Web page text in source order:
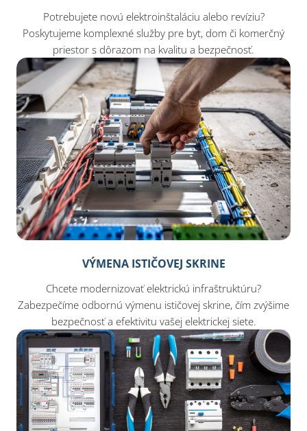
Potrebujete novú elektroinštaláciu alebo revíziu?
Poskytujeme komplexné služby pre byt, dom či komerčný
priestor s dôrazom na kvalitu a bezpečnosť.
VÝMENA ISTIČOVEJ SKRINE
Chcete modernizovať elektrickú infraštruktúru?
Zabezpečíme odbornú výmenu ističovej skrine, čím zvýšime
bezpečnosť a efektivitu vašej elektrickej siete.